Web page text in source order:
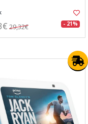
29,32€ - 21%